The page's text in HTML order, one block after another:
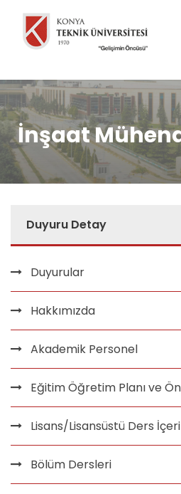
İnşaat
Duyuru Detay
Duyurular
Hakkımızda
Akademik Personel
Eğitim Öğretim Planı ve
Lisans/Lisansüstü Ders
Bölüm Dersleri